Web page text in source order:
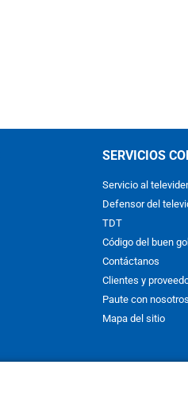
SERVICIOS
Servicio al
Defensor del
TDT
Código del buen
Contáctanos
Clientes y
Paute con nosotros
Mapa del sitio